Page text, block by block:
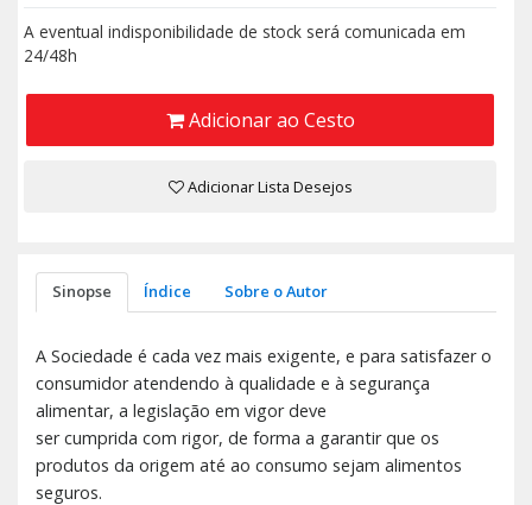
A eventual indisponibilidade de stock será comunicada em
24/48h
Adicionar ao Cesto
Adicionar Lista Desejos
Sinopse Índice Sobre o Autor
A Sociedade é cada vez mais exigente, e para satisfazer o
consumidor atendendo à qualidade e à segurança
alimentar, a legislação em vigor deve
ser cumprida com rigor, de forma a garantir que os
produtos da origem até ao consumo sejam alimentos
seguros.